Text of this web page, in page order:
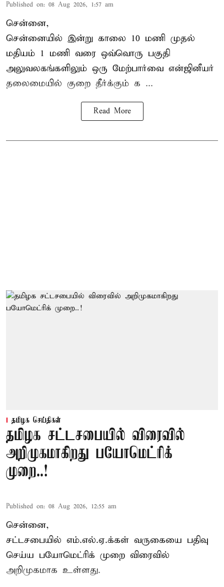
Published on: 08 Aug 2026, 1:57 am
சென்னை,
சென்னையில் இன்று காலை 10 மணி முதல்
மதியம் 1 மணி வரை ஒவ்வொரு பகுதி
அலுவலகங்களிலும் ஒரு மேற்பார்வை என்ஜினீயர்
தலைமையில் குறை தீர்க்கும் க ...
Read More
தமிழக செய்திகள்
தமிழக சட்டசபையில் விரைவில்
அறிமுகமாகிறது பயோமெட்ரிக்
முறை..!
Published on: 08 Aug 2026, 12:55 am
சென்னை,
சட்டசபையில் எம்.எல்.ஏ.க்கள் வருகையை பதிவு
செய்ய பயோமெட்ரிக் முறை விரைவில்
அறிமுகமாக உள்ளது.